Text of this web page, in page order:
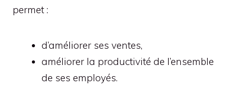
permet :
d’améliorer ses ventes,
améliorer la productivité de l’ensemble
de ses employés.